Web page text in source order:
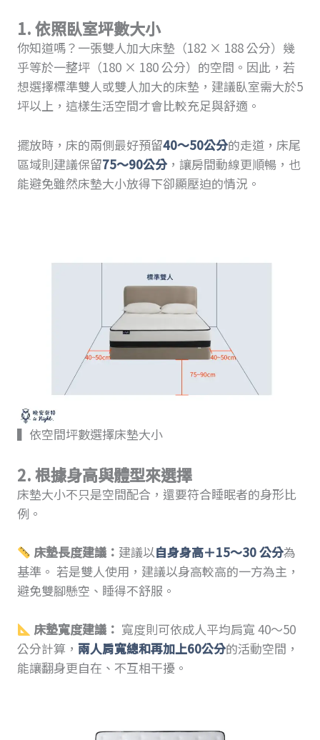
1. 依照臥室坪數大小
你知道嗎？一張雙人加大床墊（182 × 188 公分）幾
乎等於一整坪（180 × 180 公分）的空間。因此，若
想選擇標準雙人或雙人加大的床墊，建議臥室需大於5
坪以上，這樣生活空間才會比較充足與舒適。
擺放時，床的兩側最好預留40～50公分的走道，床尾
區域則建議保留75～90公分，讓房間動線更順暢，也
能避免雖然床墊大小放得下卻顯壓迫的情況。
▍依空間坪數選擇床墊大小
2. 根據身高與體型來選擇
床墊大小不只是空間配合，還要符合睡眠者的身形比
例。
床墊長度建議： 建議以自身身高＋15～30 公分為
基準。 若是雙人使用，建議以身高較高的一方為主，
避免雙腳懸空、睡得不舒服。
床墊寬度建議： 寬度則可依成人平均肩寬 40～50
公分計算， 兩人肩寬總和再加上60公分的活動空間，
能讓翻身更自在、不互相干擾。